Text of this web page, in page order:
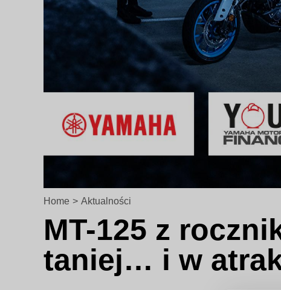
Home > Aktualności
MT-125 z
taniej… i w